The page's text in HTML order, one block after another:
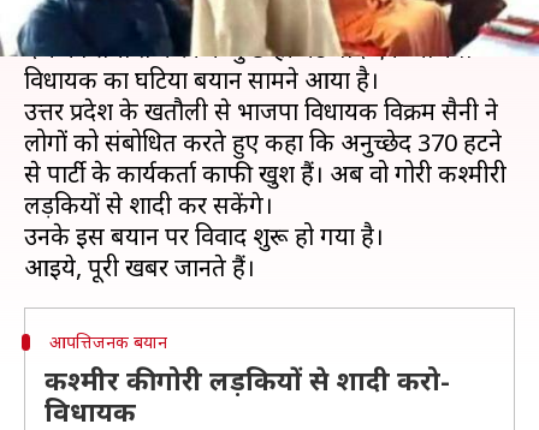
जम्मू-कश्मीर को अनुच्छेद 370 के तहत दिए गए विशेष
दर्जे को समाप्त करने के कुछ ही घंटे बाद एक भाजपा
विधायक का घटिया बयान सामने आया है।
उत्तर प्रदेश के खतौली से भाजपा विधायक विक्रम सैनी ने
लोगों को संबोधित करते हुए कहा कि अनुच्छेद 370 हटने
से पार्टी के कार्यकर्ता काफी खुश हैं। अब वो गोरी कश्मीरी
लड़कियों से शादी कर सकेंगे।
उनके इस बयान पर विवाद शुरू हो गया है।
आपत्तिजनक बयान
कश्मीर की गोरी लड़कियों से शादी करो-
विधायक